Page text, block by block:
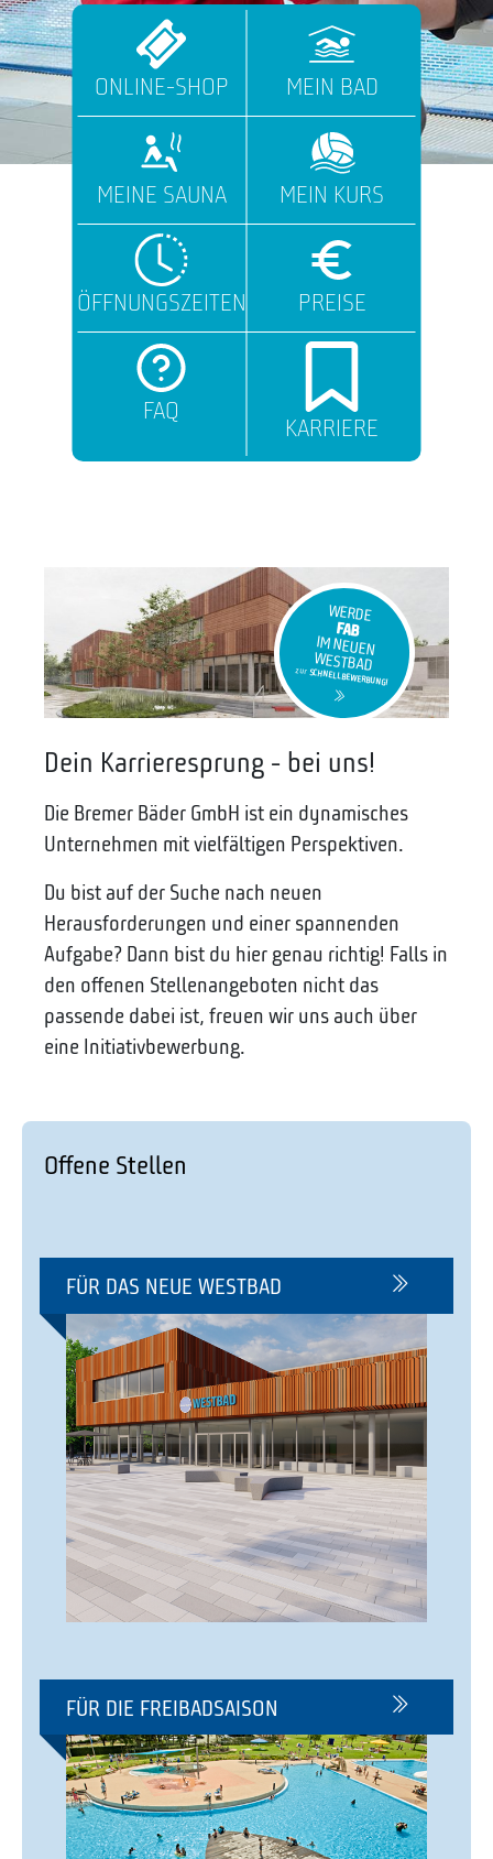
ONLINE-SHOP MEIN BAD
MEINE SAUNA MEIN KURS
ÖFFNUNGSZEITEN PREISE
FAQ
KARRIERE
WERDE
FAB
IM NEUEN
WESTBAD
zur SCHNELLBEWERBUNG!
Dein Karrieresprung - bei uns!
Die Bremer Bäder GmbH ist ein dynamisches
Unternehmen mit vielfältigen Perspektiven.
Du bist auf der Suche nach neuen
Herausforderungen und einer spannenden
Aufgabe? Dann bist du hier genau richtig! Falls in
den offenen Stellenangeboten nicht das
passende dabei ist, freuen wir uns auch über
eine Initiativbewerbung.
Offene Stellen
FÜR DAS NEUE WESTBAD
FÜR DIE FREIBADSAISON